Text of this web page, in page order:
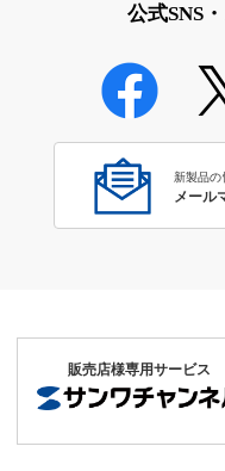
公式SNS
新製品
メール
販売店様専用サービス